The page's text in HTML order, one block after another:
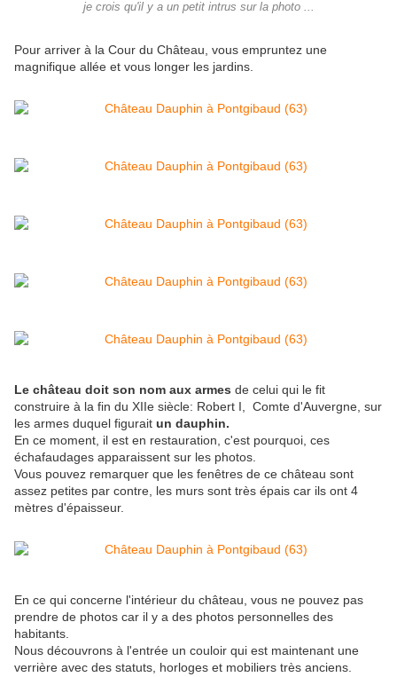
je crois qu'il y a un petit intrus sur la photo ...
Pour arriver à la Cour du Château, vous empruntez une
magnifique allée et vous longer les jardins.
Le château doit son nom aux armes de celui qui le fit
construire à la fin du XIIe siècle: Robert I, Comte d'Auvergne, sur
les armes duquel figurait un dauphin.
En ce moment, il est en restauration, c'est pourquoi, ces
échafaudages apparaissent sur les photos.
Vous pouvez remarquer que les fenêtres de ce château sont
assez petites par contre, les murs sont très épais car ils ont 4
mètres d'épaisseur.
En ce qui concerne l'intérieur du château, vous ne pouvez pas
prendre de photos car il y a des photos personnelles des
habitants.
Nous découvrons à l'entrée un couloir qui est maintenant une
verrière avec des statuts, horloges et mobiliers très anciens.